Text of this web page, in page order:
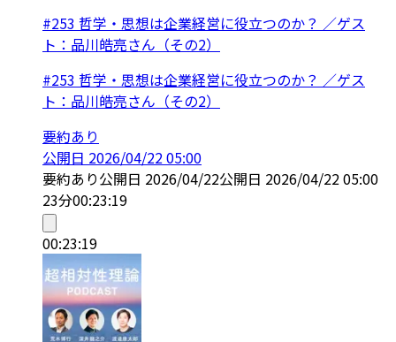
#253 哲学・思想は企業経営に役立つのか？ ／ゲス
ト：品川皓亮さん（その2）
#253 哲学・思想は企業経営に役立つのか？ ／ゲス
ト：品川皓亮さん（その2）
要約あり
公開日 2026/04/22 05:00
要約あり公開日 2026/04/22公開日 2026/04/22 05:00
23分00:23:19
00:23:19